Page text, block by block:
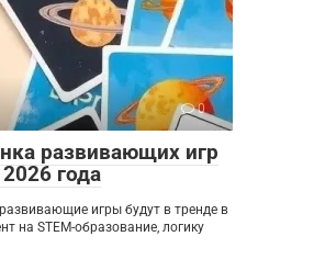
0
развивающих игр
года
игры будут в тренде в
на STEM-образование, логику